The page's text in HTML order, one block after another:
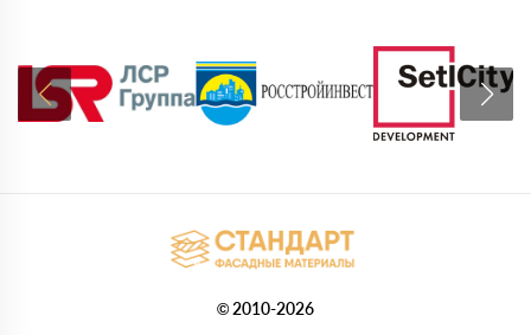
© 2010-2026